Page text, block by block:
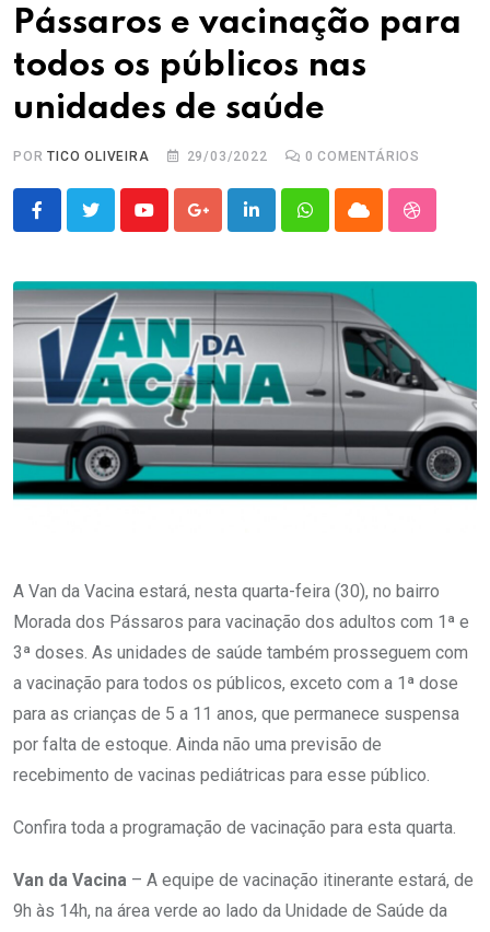
Pássaros e vacinação para
todos os públicos nas
unidades de saúde
PORTICO OLIVEIRA 29/03/2022 0 COMENTÁRIOS
YoutubeGoogle+LinkedInWhatsappCloud
A Van da Vacina estará, nesta quarta-feira (30), no bairro
Morada dos Pássaros para vacinação dos adultos com 1ª e
3ª doses. As unidades de saúde também prosseguem com
a vacinação para todos os públicos, exceto com a 1ª dose
para as crianças de 5 a 11 anos, que permanece suspensa
por falta de estoque. Ainda não uma previsão de
recebimento de vacinas pediátricas para esse público.
Confira toda a programação de vacinação para esta quarta.
Van da Vacina – A equipe de vacinação itinerante estará, de
9h às 14h, na área verde ao lado da Unidade de Saúde da